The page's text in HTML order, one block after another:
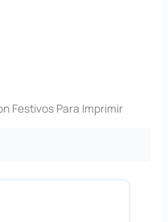
Festivos Para Imprimir